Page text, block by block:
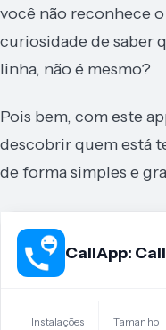
você não reconhece
curiosidade de saber
linha, não é mesmo?
Pois bem, com este
descobrir quem está
de forma simples e
CallApp:
Instalações Tamanho